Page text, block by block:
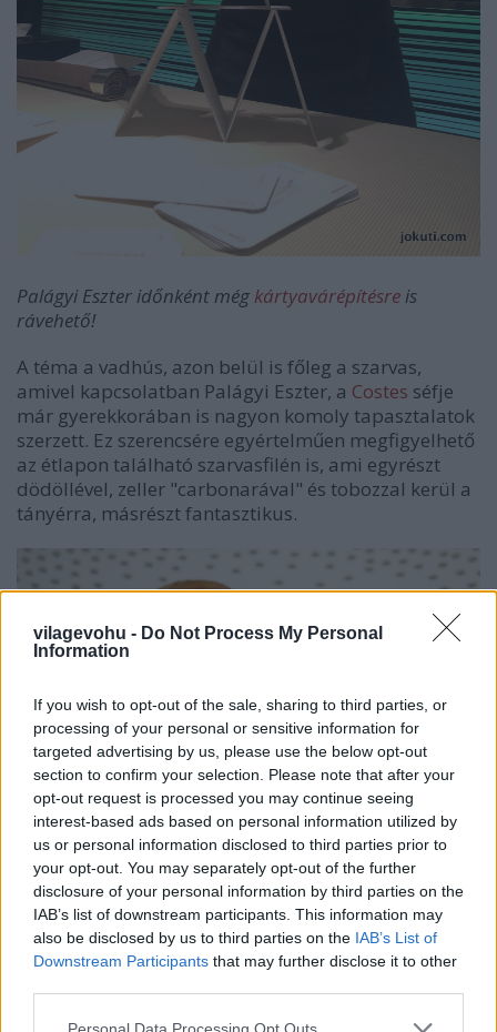
vilagevohu - Do Not Process My Personal
Information
If you wish to opt-out of the sale, sharing to third parties, or
processing of your personal or sensitive information for
targeted advertising by us, please use the below opt-out
section to confirm your selection. Please note that after your
opt-out request is processed you may continue seeing
interest-based ads based on personal information utilized by
us or personal information disclosed to third parties prior to
your opt-out. You may separately opt-out of the further
disclosure of your personal information by third parties on the
IAB’s list of downstream participants. This information may
also be disclosed by us to third parties on the IAB’s List of
Downstream Participants that may further disclose it to other
Please note that this website/app uses one or more Google
Personal Data Processing Opt Outs
Palágyi Eszter időnként még kártyavárépítésre is
rávehető!
A téma a vadhús, azon belül is főleg a szarvas,
amivel kapcsolatban Palágyi Eszter, a Costes séfje
már gyerekkorában is nagyon komoly tapasztalatok
szerzett. Ez szerencsére egyértelműen megfigyelhető
az étlapon található szarvasfilén is, ami egyrészt
dödöllével, zeller "carbonarával" és tobozzal kerül a
tányérra, másrészt fantasztikus.
Bárdos Sarolta sommelier-ként lesz jelen a program
szerint, de a magyar koktélkultúra nemzetközi
sikereket arató fenegyereke, Nagy Zoltán (Boutiq
Bár) is ott lesz a színpadon.